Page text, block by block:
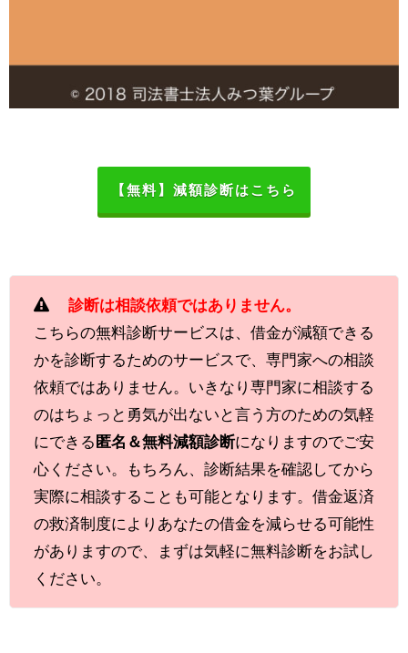
【無料】減額診断はこちら
診断は相談依頼ではありません。
こちらの無料診断サービスは、借金が減額できる
かを診断するためのサービスで、専門家への相談
依頼ではありません。いきなり専門家に相談する
のはちょっと勇気が出ないと言う方のための気軽
にできる 匿名＆無料減額診断になりますのでご安
心ください。もちろん、診断結果を確認してから
実際に相談することも可能となります。借金返済
の救済制度によりあなたの借金を減らせる可能性
がありますので、まずは気軽に無料診断をお試し
ください。